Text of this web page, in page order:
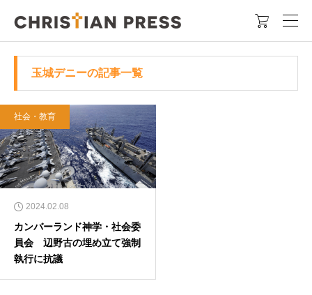

玉城デニーの記事一覧
社会・教育
2024.02.08
カンバーランド神学・社会委
員会 辺野古の埋め立て強制
執行に抗議